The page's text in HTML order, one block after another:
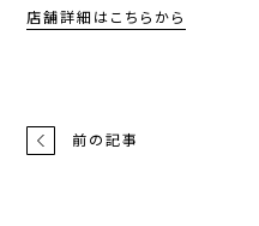
店舗詳細はこちらから
前の記事